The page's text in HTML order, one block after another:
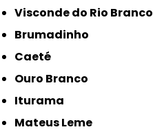
Visconde do Rio Branco
Brumadinho
Caeté
Ouro Branco
Iturama
Mateus Leme